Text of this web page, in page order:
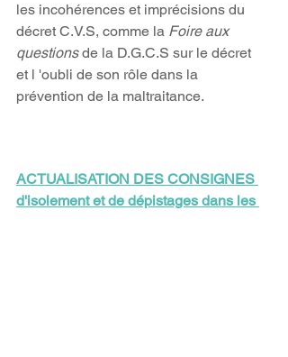
les incohérences et imprécisions du
décret C.V.S, comme la Foire aux
questions de la D.G.C.S sur le décret
et l 'oubli de son rôle dans la
prévention de la maltraitance.
ACTUALISATION DES CONSIGNES
d'isolement et de dépistages dans les